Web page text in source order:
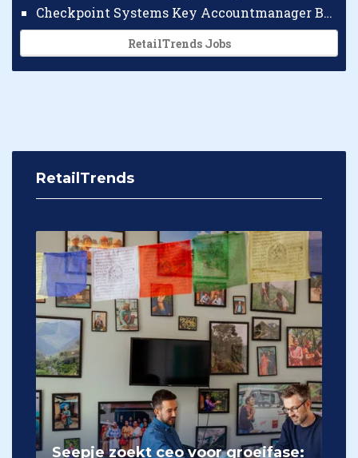
Checkpoint Systems Key Accountmanager Benelux
RetailTrends Jobs
RetailTrends
Seepje zoekt ceo voor groeifase: